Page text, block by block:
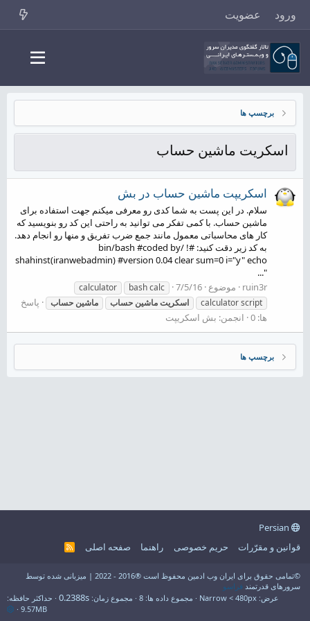
ورود عضویت
برچسپ ها
اسکریت ماشین حساب
اسکریپت ماشین حساب در بش
سلام. در این پست به شما کدی رو معرفی میکنم جهت استفاده برای
ماشین حساب. با کمی تفکر می توانید به راحتی این کد رو بنویسید که
کار های محاسباتی معمول مانند جمع ضرب تفریق و منها رو انجام دهد.
به کد زیر دقت کنید: #! /bin/bash #coded by
shahinst(iranwebadmin) #version 0.04 clear sum=0 i="y" echo
"...
ruin3r
موضوع 7/5/16
bash calc
calculator
calculator script
اسکریتماشین حساب ماشین حساب
پاسخ
ها: 0
انجمن: بش اسکریپت
برچسپ ها
قوانین و مقرّرات
حریم خصوصی راهنما صفحه اصلی
R
©تمامی حقوق برای ایران وب ادمین محفوظ است ®2016 - 2022 | میزبانی شده توسط
سرورهای قدرتمند فراسو
عرض
مجموع داده ها 8 مجموع زمان 0.2388s
حداکثر حافظه
9.57MB